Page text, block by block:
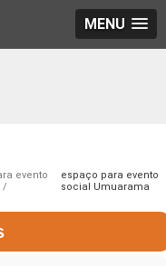
MENU
evento
espaço para evento
social Umuarama